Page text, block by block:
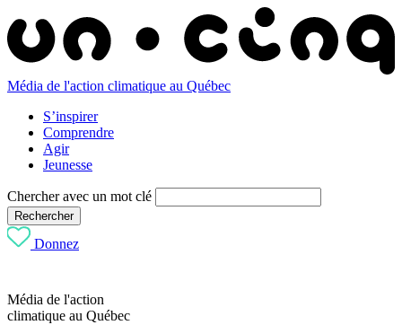
Média de l'action climatique au Québec
S’inspirer
Comprendre
Agir
Jeunesse
Chercher avec un mot clé
Rechercher
Donnez
Média de l'action
climatique au Québec